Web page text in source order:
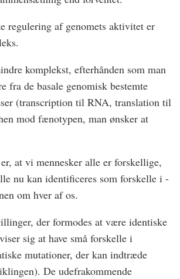
regulering af genomets aktivitet er
komplekst, efterhånden som man
fra de basale genomisk bestemte
(transcription til RNA, translation til
mod fænotypen, man ønsker at
at vi mennesker alle er forskellige,
nu kan identificeres som forskelle i -
om hver af os.
der formodes at være identiske
sig at have små forskelle i
mutationer, der kan indtræde
De udefrakommende